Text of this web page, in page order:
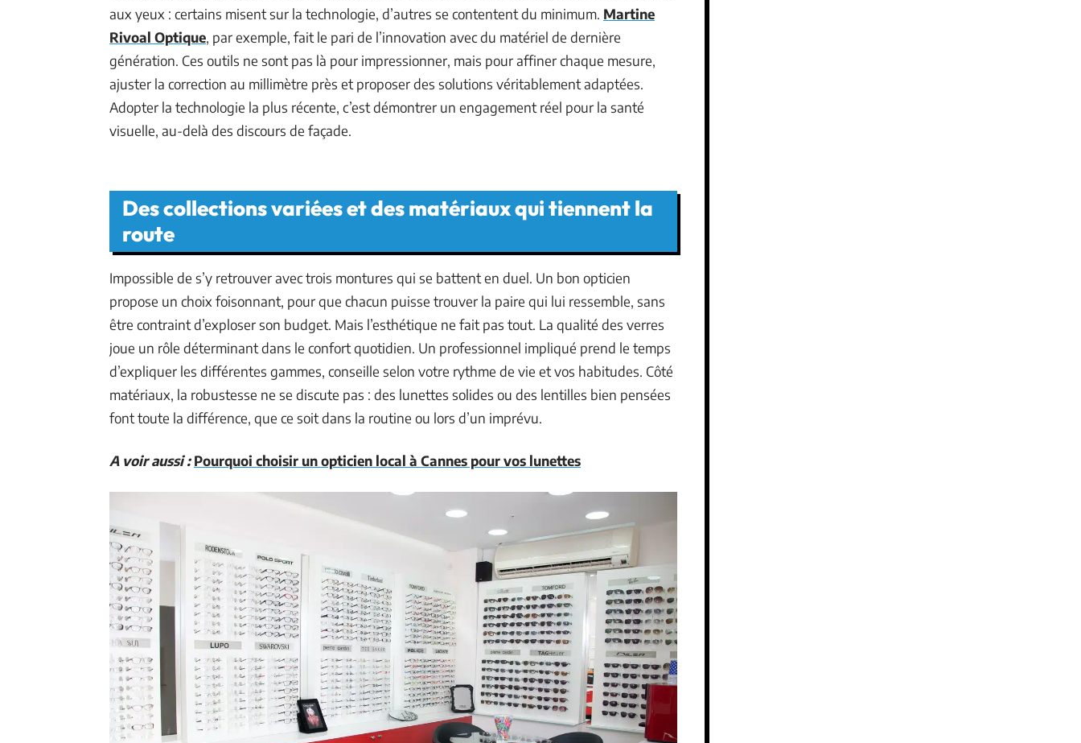
aux yeux : certains misent sur la technologie, d’autres se contentent du minimum. Martine
Rivoal Optique, par exemple, fait le pari de l’innovation avec du matériel de dernière
génération. Ces outils ne sont pas là pour impressionner, mais pour affiner chaque mesure,
ajuster la correction au millimètre près et proposer des solutions véritablement adaptées.
Adopter la technologie la plus récente, c’est démontrer un engagement réel pour la santé
visuelle, au-delà des discours de façade.
Des collections variées et des matériaux qui tiennent la
route
Impossible de s’y retrouver avec trois montures qui se battent en duel. Un bon opticien
propose un choix foisonnant, pour que chacun puisse trouver la paire qui lui ressemble, sans
être contraint d’exploser son budget. Mais l’esthétique ne fait pas tout. La qualité des verres
joue un rôle déterminant dans le confort quotidien. Un professionnel impliqué prend le temps
d’expliquer les différentes gammes, conseille selon votre rythme de vie et vos habitudes. Côté
matériaux, la robustesse ne se discute pas : des lunettes solides ou des lentilles bien pensées
font toute la différence, que ce soit dans la routine ou lors d’un imprévu.
A voir aussi : Pourquoi choisir un opticien local à Cannes pour vos lunettes